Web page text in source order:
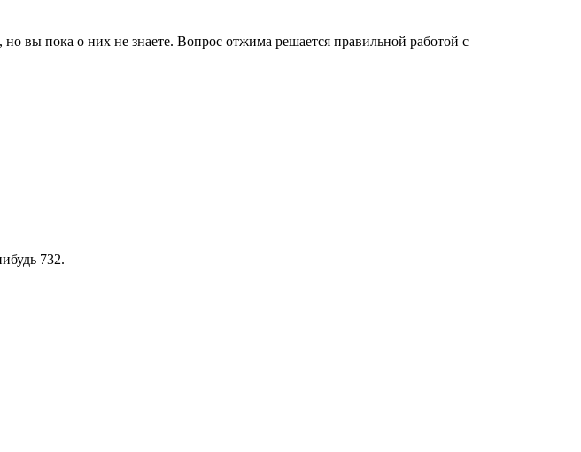
но вы пока о них не знаете. Вопрос отжима решается правильной работой с
732.